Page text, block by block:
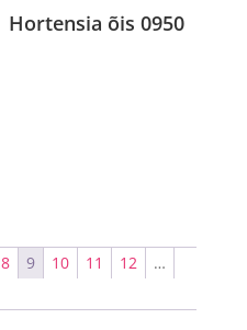
Hortensia õis 0950
8 9 10 11 12
…